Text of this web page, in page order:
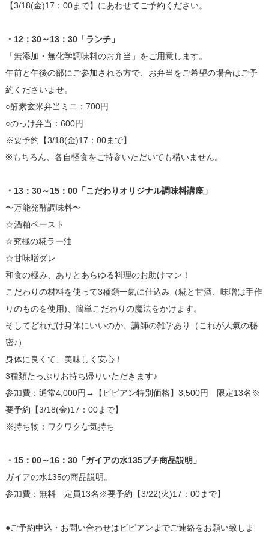
【3/18(金)17：00まで】にあわせてご予約ください。
・12：30～13：30「ランチ」
「無添加・無化学調味料のお弁当」をご用意します。
午前と午後の部にご参加される方で、お弁当をご希望の場合はご予
約くださいませ。
○酵素玄米弁当ミニ：700円
○のっけ弁当：600円
※要予約【3/18(金)17：00まで】
※もちろん、各自軽食をご持参いただいても構いません。
・13：30～15：00「こだわりオリジナル調味料講座」
〜万能発酵調味料〜
☆酒粕ペースト
☆究極の糀ラー油
☆甘味噌ダレ
和食の極み、ありとあらゆる料理のお助けマン！
こだわりの材料を使って3種類一氣に仕込み（糀と甘酒、味噌は手作
りのものを使用)、簡単こだわりの魔法をかけます。
そしてどれだけ身体にいいのか、講師の雑学あり（これが人氣の秘
密♪）
身体に良くて、美味しく安心！
3種類たっぷりお持ち帰りいただきます♪
参加費：通常4,000円→【ビビアン特別価格】3,500円 限定13名※
要予約【3/18(金)17：00まで】
※持ち物：ワクワクな気持ち
・15：00～16：30「ガイアの水135プチ商品説明」
ガイアの水135の商品説明。
参加費：無料 定員13名※要予約【3/22(火)17：00まで】
●ご予約申込・お問い合わせはビビアンまでご連絡をお願い致しま